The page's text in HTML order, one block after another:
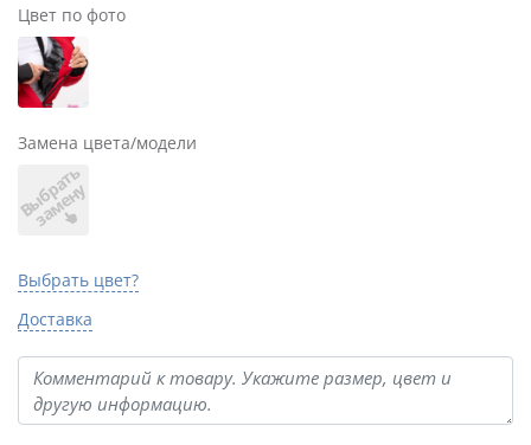
Цвет по фото
Замена цвета/модели
В
ы
б
р
а
т
ь
з
а
м
е
н
у
Выбрать цвет?
Доставка